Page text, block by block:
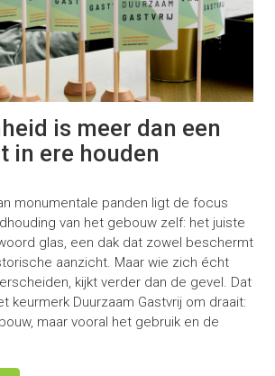
is meer dan een
in ere houden
monumentale panden ligt de focus
van het gebouw zelf: het juiste
glas, een dak dat zowel beschermt
aanzicht. Maar wie zich écht
kijkt verder dan de gevel. Dat
keurmerk Duurzaam Gastvrij om draait:
maar vooral het gebruik en de